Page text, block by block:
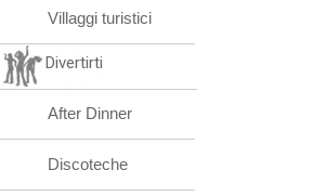
Villaggi turistici
Divertirti
After Dinner
Discoteche